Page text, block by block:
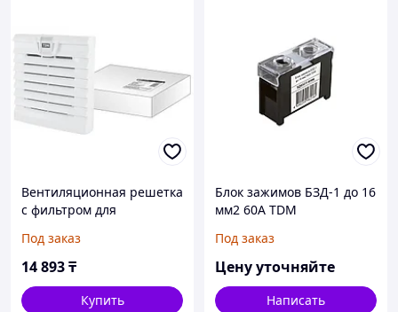
Вентиляционная решетка
с фильтром для
0112 (204 мм)
Под заказ
14 893₸
Купить
Блок зажимов БЗД-1 до 16
мм2 60A TDM
Под заказ
Цену уточняйте
Написать